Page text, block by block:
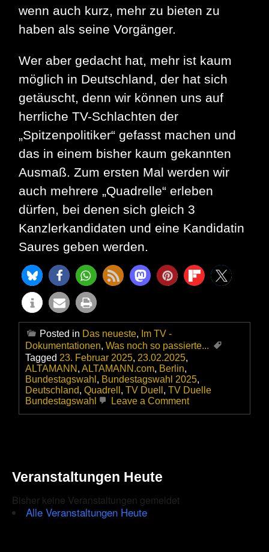
wenn auch kurz, mehr zu bieten zu
haben als seine Vorgänger.
Wer aber gedacht hat, mehr ist kaum
möglich in Deutschland, der hat sich
getäuscht, denn wir können uns auf
herrliche TV-Schlachten der
„Spitzenpolitiker“ gefasst machen und
das in einem bisher kaum gekannten
Ausmaß. Zum ersten Mal werden wir
auch mehrere „Quadrelle“ erleben
dürfen, bei denen sich gleich 3
Kanzlerkandidaten und eine Kandidatin
Saures geben werden.
Posted in Das neueste, Im TV -
Dokumentationen, Was noch so passierte...
Tagged 23. Februar 2025, 23.02.2025,
ALTAMANN , ALTAMANN.com, Berlin,
Bundestagswahl , Bundestagswahl 2025,
Deutschland, Quadrell , TV Duell , TV Duelle
Bundestagswahl
Leave a Commenton
Veranstaltungen Heute
Bisher keine Veranstaltungen gemeldet
Alle Veranstaltungen Heute